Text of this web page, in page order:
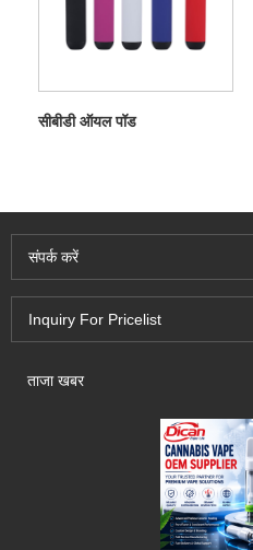
सीबीडी ऑयल पॉड
संपर्क करें
Inquiry For Pricelist
ताजा खबर